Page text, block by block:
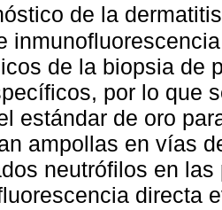
de la
de la biopsia de
por lo que
estándar de oro
ampollas en vías
neutrófilos en
directa